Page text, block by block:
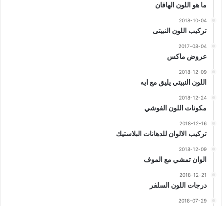
ما هو اللون الهافان
2018-10-04
تركيب اللون النبيتى
2017-08-04
عروض ماكس
2018-12-09
اللون النبيتي يليق مع ايه
2018-12-24
مكونات اللون الفوشي
2018-12-16
تركيب الالوان للدهانات البلاستيك
2018-12-09
الوان تمشي مع الموف
2018-12-21
درجات اللون السلفر
2018-07-29